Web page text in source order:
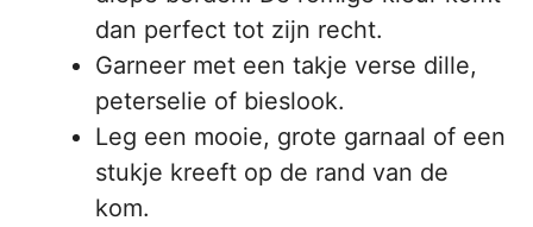
dan perfect tot zijn recht.
Garneer met een takje verse dille,
peterselie of bieslook.
Leg een mooie, grote garnaal of een
stukje kreeft op de rand van de
kom.